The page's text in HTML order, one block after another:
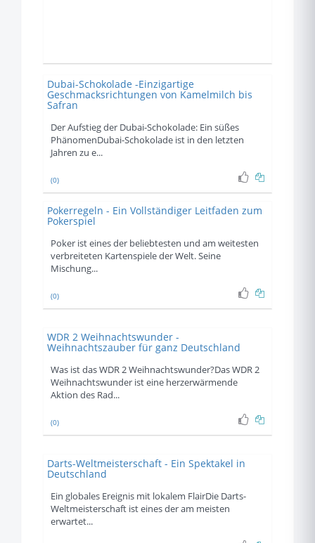
Dubai-Schokolade -Einzigartige
Geschmacksrichtungen von Kamelmilch bis
Safran
Der Aufstieg der Dubai-Schokolade: Ein süßes
PhänomenDubai-Schokolade ist in den letzten
Jahren zu e...
(0)
Pokerregeln - Ein Vollständiger Leitfaden zum
Pokerspiel
Poker ist eines der beliebtesten und am weitesten
verbreiteten Kartenspiele der Welt. Seine
Mischung...
(0)
WDR 2 Weihnachtswunder -
Weihnachtszauber für ganz Deutschland
Was ist das WDR 2 Weihnachtswunder?Das WDR 2
Weihnachtswunder ist eine herzerwärmende
Aktion des Rad...
(0)
Darts-Weltmeisterschaft - Ein Spektakel in
Deutschland
Ein globales Ereignis mit lokalem FlairDie Darts-
Weltmeisterschaft ist eines der am meisten
erwartet...